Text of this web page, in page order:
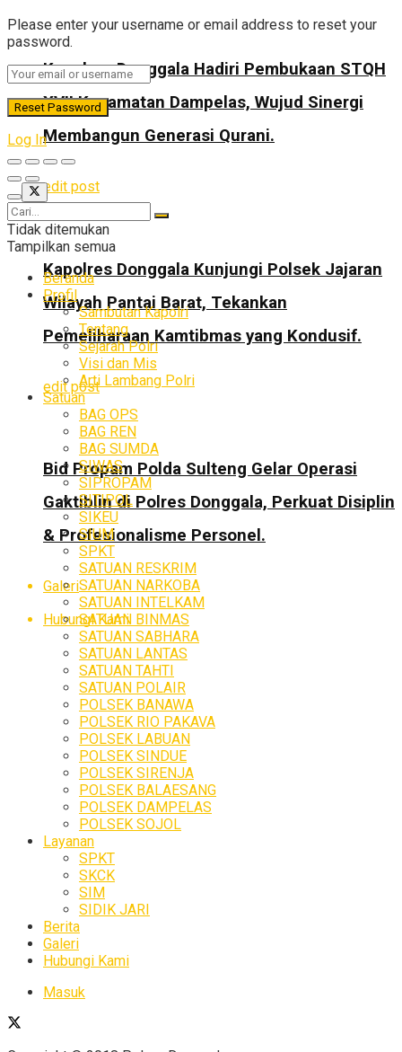
Kapolres Donggala Hadiri Pembukaan STQH
XVII Kecamatan Dampelas, Wujud Sinergi
Membangun Generasi Qurani.
edit post
Kapolres Donggala Kunjungi Polsek Jajaran
Wilayah Pantai Barat, Tekankan
Pemeliharaan Kamtibmas yang Kondusif.
edit post
Bid Propam Polda Sulteng Gelar Operasi
Gaktiblin di Polres Donggala, Perkuat Disiplin
& Profesionalisme Personel.
Galeri
Hubungi Kami
Please enter your username or email address to reset your
password.
Log In
Tidak ditemukan
Tampilkan semua
Beranda
Profil
Sambutan Kapolri
Tentang
Sejarah Polri
Visi dan Mis
Arti Lambang Polri
Satuan
BAG OPS
BAG REN
BAG SUMDA
SIWAS
SIPROPAM
SITIPOL
SIKEU
SIUM
SPKT
SATUAN RESKRIM
SATUAN NARKOBA
SATUAN INTELKAM
SATUAN BINMAS
SATUAN SABHARA
SATUAN LANTAS
SATUAN TAHTI
SATUAN POLAIR
POLSEK BANAWA
POLSEK RIO PAKAVA
POLSEK LABUAN
POLSEK SINDUE
POLSEK SIRENJA
POLSEK BALAESANG
POLSEK DAMPELAS
POLSEK SOJOL
Layanan
SPKT
SKCK
SIM
SIDIK JARI
Berita
Galeri
Hubungi Kami
Masuk